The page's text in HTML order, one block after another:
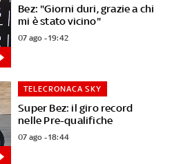
Bez: "Giorni duri, grazie a chi
mi è stato vicino"
07 ago - 19:42
Super Bez: il giro record
nelle Pre-qualifiche
TELECRONACA SKY
07 ago - 18:44